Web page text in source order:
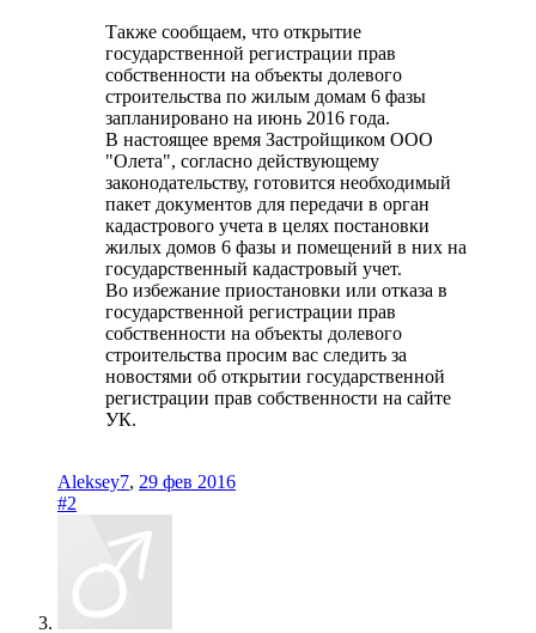
Также сообщаем, что открытие
государственной регистрации прав
собственности на объекты долевого
строительства по жилым домам 6 фазы
запланировано на июнь 2016 года.
В настоящее время Застройщиком ООО
"Олета", согласно действующему
законодательству, готовится необходимый
пакет документов для передачи в орган
кадастрового учета в целях постановки
жилых домов 6 фазы и помещений в них на
государственный кадастровый учет.
Во избежание приостановки или отказа в
государственной регистрации прав
собственности на объекты долевого
строительства просим вас следить за
новостями об открытии государственной
регистрации прав собственности на сайте
УК.
Aleksey7, 29 фев 2016
#2